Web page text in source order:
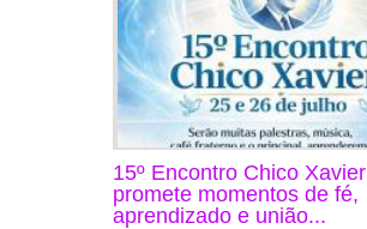
15º Encontro Chico Xavier
promete momentos de fé,
aprendizado e união...